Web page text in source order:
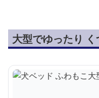
大型でゆったり